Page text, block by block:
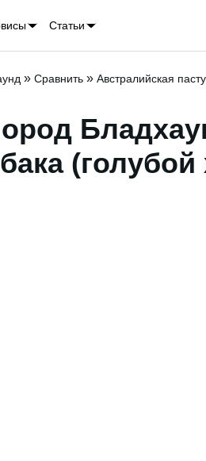
Статьи
» Сравнить » Австралийская
(голубой